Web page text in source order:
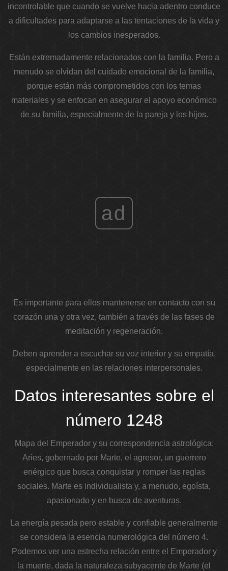
incontrolable que cuando se vuelve hacia adentro conduce
a dificultades para adaptarse a las tentaciones de la vida y
los cambios inesperados.
Están extremadamente relacionados con la familia. Pero a
menudo se olvidan del cuidado emocional de la familia,
porque están más comprometidos con los temas
materiales y se enfocan en asegurar el apoyo económico
de su familia, especialmente de la pareja y los hijos.
ad
Es importante para ellos mantenerse en contacto con su
corazón una y otra vez, también a través de las fases de
meditación y regeneración.
Deben aprender a escuchar su voz interior y su empatía,
especialmente en las relaciones interpersonales.
Datos interesantes sobre el
número 1248
Mapa del Emperador y su correspondencia astrológica:
Aries, gobernado por Marte, el agresor, un guerrero
enérgico que busca conquistar y romper las reglas
sociales. Marte es individualista y, a menudo, egoísta,
apasionado y en busca de aventuras.
La energía pesada pero estable y confiable generalmente
se considera la esencia numerológica del número 4.
Podemos ver una estrecha relación entre el Emperador y
la muerte, dada la naturaleza subyacente de Marte (el